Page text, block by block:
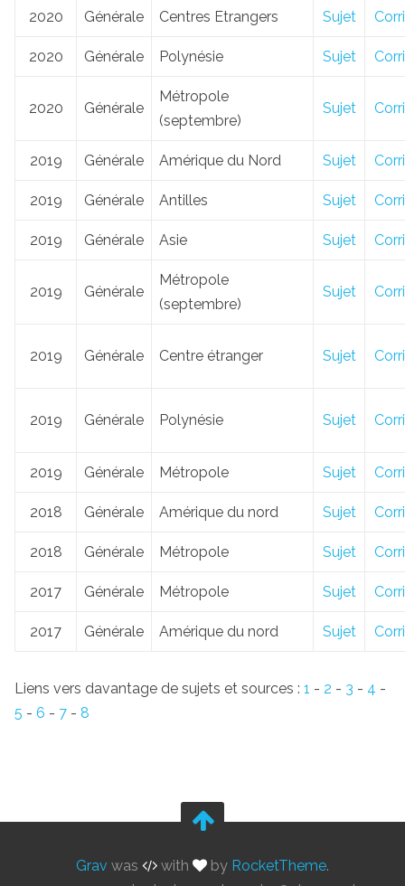
2020 Générale Centres Etrangers Sujet
2020 Générale Polynésie Sujet
2020 Générale
Métropole
(septembre)
Sujet
2019 Générale Amérique du Nord Sujet
2019 Générale Antilles Sujet
2019 Générale Asie Sujet
2019 Générale
Métropole
(septembre)
Sujet
2019 Générale Centre étranger Sujet
2019 Générale Polynésie Sujet
2019 Générale Métropole Sujet
2018 Générale Amérique du nord Sujet
2018 Générale Métropole Sujet
2017 Générale Métropole Sujet
2017 Générale Amérique du nord Sujet
Liens vers davantage de sujets et sources : 1 - 2 - 3 - 4 -
5 - 6 - 7 - 8
Grav was with by RocketTheme.